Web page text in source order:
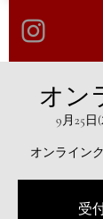
オン
9月25日
オンライン
受